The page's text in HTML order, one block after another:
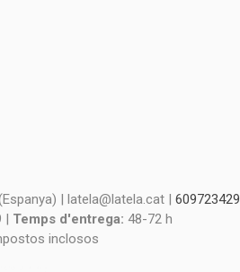
| latela@latela.cat | 609723429
| Temps d'entrega: 48-72 h
inclosos